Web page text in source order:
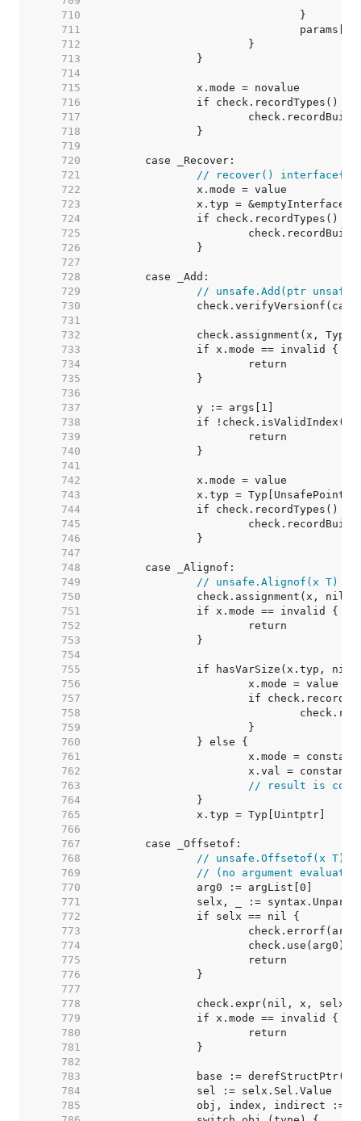
   710
   711
   712
   713
   714
   715
   716
   717
   718
   719
   720
   721
// recover() interface{}
   722
   723
   724
   725
   726
   727
   728
   729
// unsafe.Add(ptr
   730
   731
   732
   733
   734
   735
   736
   737
   738
   739
   740
   741
   742
   743
   744
   745
   746
   747
   748
   749
// unsafe.Alignof(x T)
   750
   751
   752
   753
   754
   755
   756
   757
   758
   759
   760
   761
   762
   763
// result is
   764
   765
   766
   767
   768
// unsafe.Offsetof(x T)
   769
// (no argument
   770
   771
   772
   773
   774
   775
   776
   777
   778
   779
   780
   781
   782
   783
   784
   785